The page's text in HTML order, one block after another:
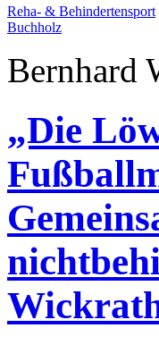
Reha- & Behindertensport
Buchholz
Bernhard
„Die